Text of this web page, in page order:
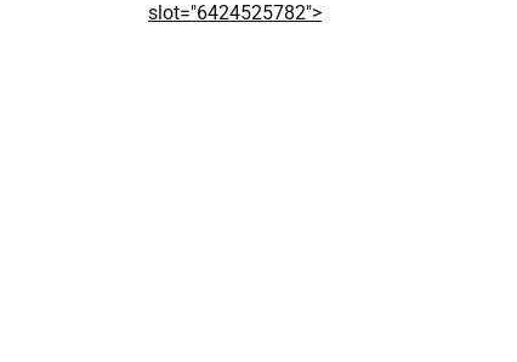
slot="6424525782">